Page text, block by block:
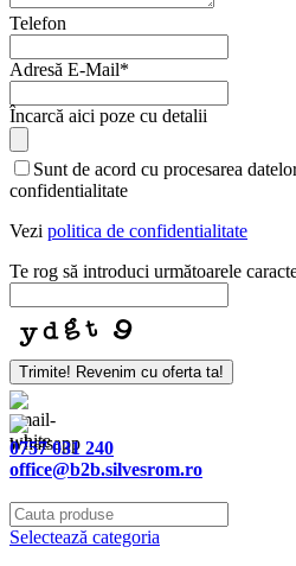
Telefon
Adresă E-Mail*
Încarcă aici poze cu detalii
Sunt de acord cu procesarea
confidentialitate
Vezi politica de confidentialitate
Te rog să introduci următoarele
Contact
Email*
Trimite! Revenim cu oferta ta!
0757 031 240
office@b2b.silvesrom.ro
Selectează categoria